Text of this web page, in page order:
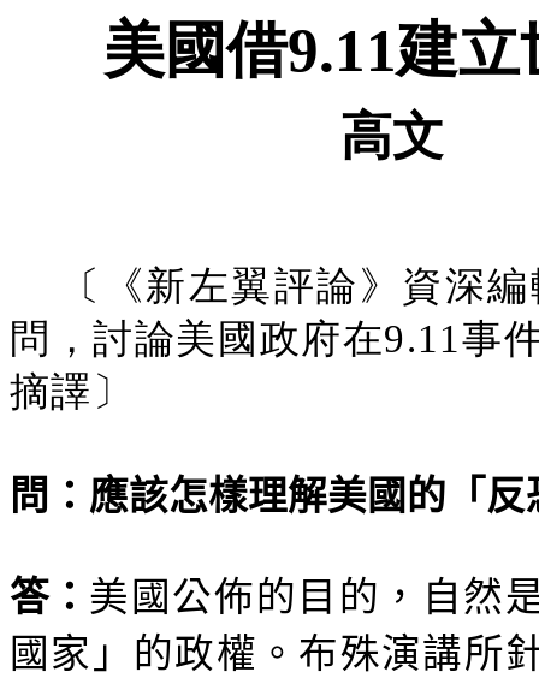
美國借9.11建
高文
〔《新左翼評論》資深
問，討論美國政府在9.11事
摘譯〕
問：應該怎樣理解美國的「
答： 美國公佈的目的，自然
國家」的政權。布殊演講所